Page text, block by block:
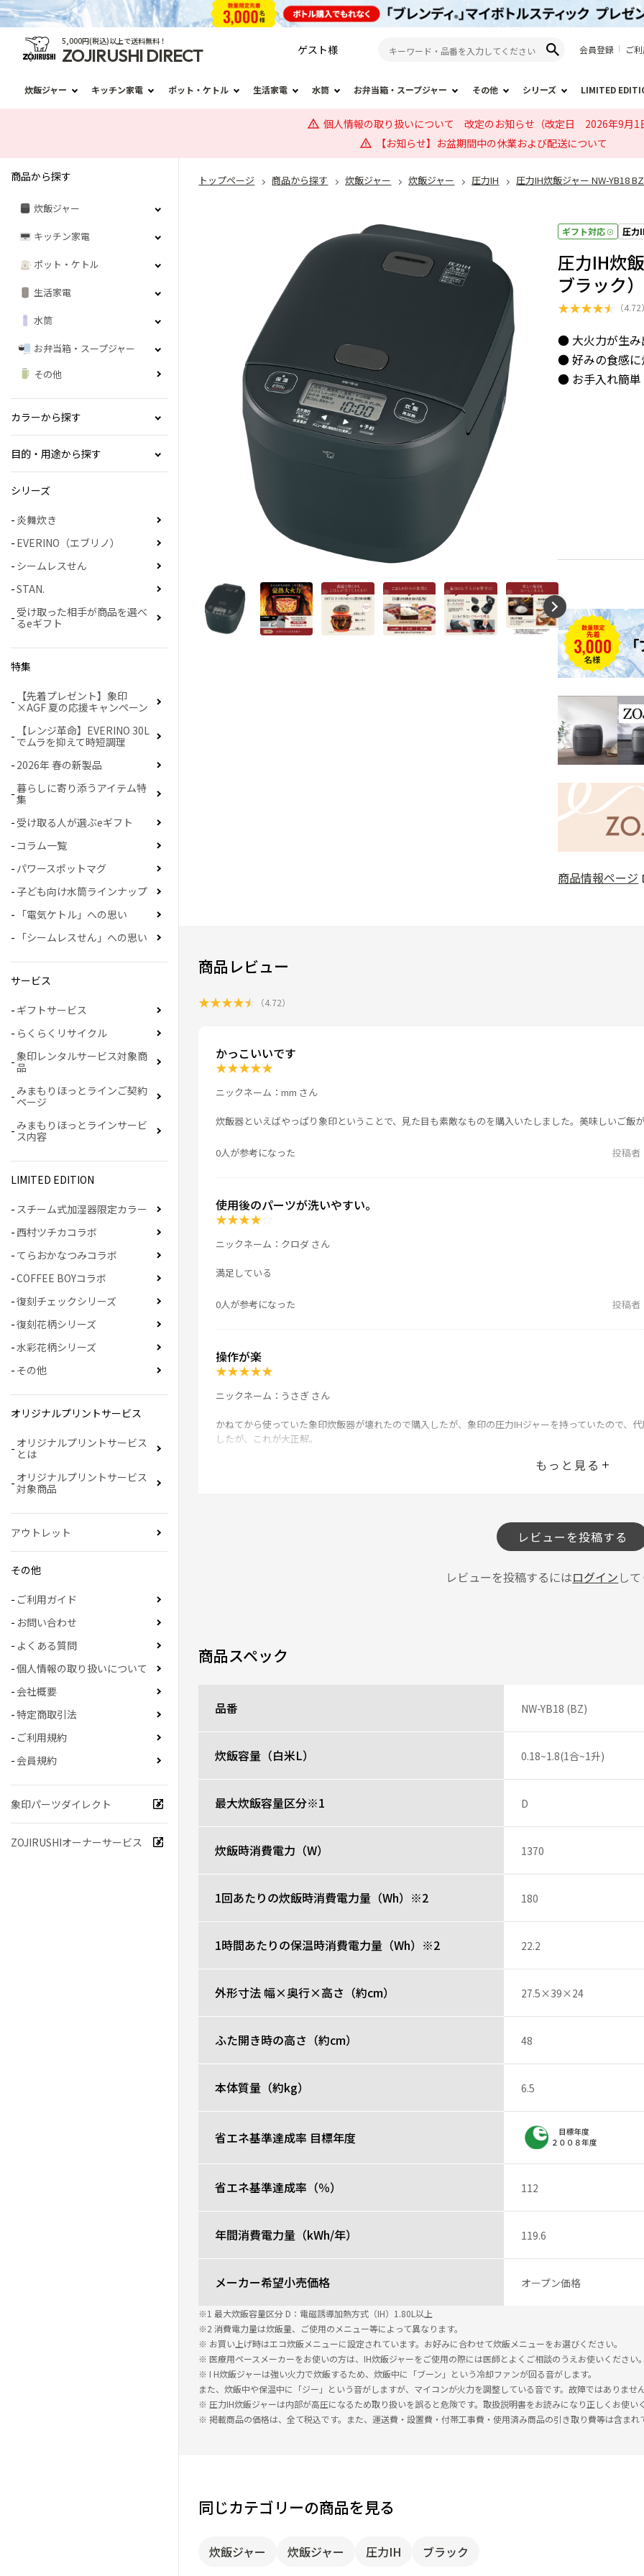
5,000円(税込)以上で送料無料！
ZOJIRUSHI DIRECT ゲスト様 会員登録 ご
炊飯ジャー キッチン家電 ポット・ケトル 生活家電 水筒 お弁当箱・スープジャー その他 シリーズ LIMITED
個人情報の取り扱いについて 改定のお知らせ（改定日 2026年9月1
【お知らせ】お盆期間中の休業および配送について
トップページ 商品から探す 炊飯ジャー 炊飯ジャー 圧力IH 圧力IH炊飯ジャー NW-YB18
ギフト対応 圧力
圧力IH炊
ブラック）
★★★★★ （4.72）
● 大火力が生み
● 好みの食感に
● お手入れ簡単
商品情報ページ
商品レビュー
★★★★★ （4.72）
かっこいいです
★★★★★
ニックネーム：mm さん
炊飯器といえばやっぱり象印ということで、見た目も素敵なものを購入いたしました。美味しいご飯が
0人が参考になった 投稿者
使用後のパーツが洗いやすい。
★★★★
ニックネーム：クロダ さん
満足している
0人が参考になった 投稿者
操作が楽
★★★★★
ニックネーム：うさぎ さん
かねてから使っていた象印炊飯器が壊れたので購入したが、象印の圧力IHジャーを持っていたので、
したが、これが大正解。
購入する前は日々ご飯の減りを気にしていたから煩わしさから解放されたし、何と言っても圧力で炊
投稿者
今まで、他社の高めな炊飯器を使っていましが、全く美味しく炊けず、二世帯の祖父母の炊飯器は同じ
なぜ？色んな方法を試したが美味しく炊けない、成長盛りの子供に美味しいご飯を食べたせいと思い
食べてみても、同じお米とは思えない
これから、毎日ご飯を炊くのが楽しみで
す。さすが象印さん。
0人が参考になった 投稿者
デザイン抜群、炊きあがりも期待超え！
★★★★★
ニックネーム：sammy さん
前のものが壊れたため10年ぶりに炊飯器を購入。新しくて洗練されたデザインに家族みんなが惚れまし
もっと見る
レビュー一覧
レビューを投稿する
レビューを投稿するにはログイン し
商品スペック
品番 NW-YB18 (BZ)
炊飯容量（白米L） 0.18~1.8(1合~1升)
最大炊飯容量区分※1 D
炊飯時消費電力（W） 1370
1回あたりの炊飯時消費電力量（Wh）※2 180
1時間あたりの保温時消費電力量（Wh）※2 22.2
外形寸法 幅×奥行×高さ（約cm） 27.5×39×24
ふた開き時の高さ（約cm） 48
本体質量（約kg） 6.5
省エネ基準達成率 目標年度
省エネ基準達成率（％） 112
年間消費電力量（kWh/年） 119.6
メーカー希望小売価格 オープン価格
※1 最大炊飯容量区分 D：電磁誘導加熱方式（IH）1.80L以上
※2 消費電力量は炊飯量、ご使用のメニュー等によって異なります。
※ お買い上げ時はエコ炊飯メニューに設定されています。お好みに合わせて炊飯メニューをお選びください。
※ 医療用ペースメーカーをお使いの方は、IH炊飯ジャーをご使用の際には医師とよくご相談のうえお使いください。
※ I H炊飯ジャーは強い火力で炊飯するため、炊飯中に「ブーン」という冷却ファンが回る音がします。
また、炊飯中や保温中に「ジー」という音がしますが、マイコンが火力を調整している音です。故障ではありませ
※ 圧力IH炊飯ジャーは内部が高圧になるため取り扱いを誤ると危険です。取扱説明書をお読みになり正しくお使い
※ 掲載商品の価格は、全て税込です。また、運送費・設置費・付帯工事費・使用済み商品の引き取り費等は含まれ
同じカテゴリーの商品を見る
炊飯ジャー 炊飯ジャー 圧力IH ブラック
商品から探す
炊飯ジャー
キッチン家電
ポット・ケトル
生活家電
水筒
お弁当箱・スープジャー
その他
カラーから探す
目的・用途から探す
シリーズ
炎舞炊き
EVERINO（エブリノ）
シームレスせん
STAN.
受け取った相手が商品を選べ
るeギフト
特集
【先着プレゼント】象印
×AGF 夏の応援キャンペーン
【レンジ革命】EVERINO 30L
でムラを抑えて時短調理
2026年 春の新製品
暮らしに寄り添うアイテム特
集
受け取る人が選ぶeギフト
コラム一覧
パワースポットマグ
子ども向け水筒ラインナップ
「電気ケトル」への思い
「シームレスせん」への思い
サービス
ギフトサービス
らくらくリサイクル
象印レンタルサービス対象商
品
みまもりほっとラインご契約
ページ
みまもりほっとラインサービ
ス内容
LIMITED EDITION
スチーム式加湿器限定カラー
西村ツチカコラボ
てらおかなつみコラボ
COFFEE BOYコラボ
復刻チェックシリーズ
復刻花柄シリーズ
水彩花柄シリーズ
その他
オリジナルプリントサービス
オリジナルプリントサービス
とは
オリジナルプリントサービス
対象商品
アウトレット
その他
ご利用ガイド
お問い合わせ
よくある質問
個人情報の取り扱いについて
会社概要
特定商取引法
ご利用規約
会員規約
象印パーツダイレクト
ZOJIRUSHIオーナーサービス